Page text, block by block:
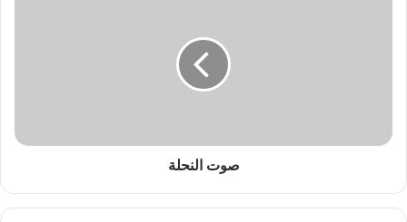
ة
صوت النحلة